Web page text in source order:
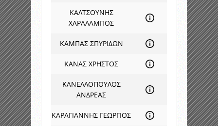
ΚΑΛΤΣΟΥΝΗΣ
ΧΑΡΑΛΑΜΠΟΣ
ΚΑΜΠΑΣ ΣΠΥΡΙΔΩΝ
ΚΑΝΑΣ ΧΡΗΣΤΟΣ
ΚΑΝΕΛΛΟΠΟΥΛΟΣ
ΑΝΔΡΕΑΣ
ΚΑΡΑΓΙΑΝΝΗΣ ΓΕΩΡΓΙΟΣ